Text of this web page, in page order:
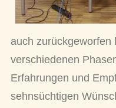
auch zurückgeworfen
verschiedenen
Erfahrungen und
sehnsüchtigen